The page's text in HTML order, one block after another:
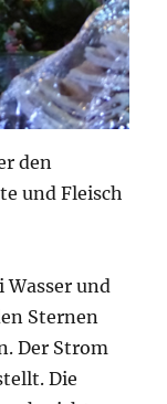
den
und Fleisch
und
Sternen
Der Strom
Die